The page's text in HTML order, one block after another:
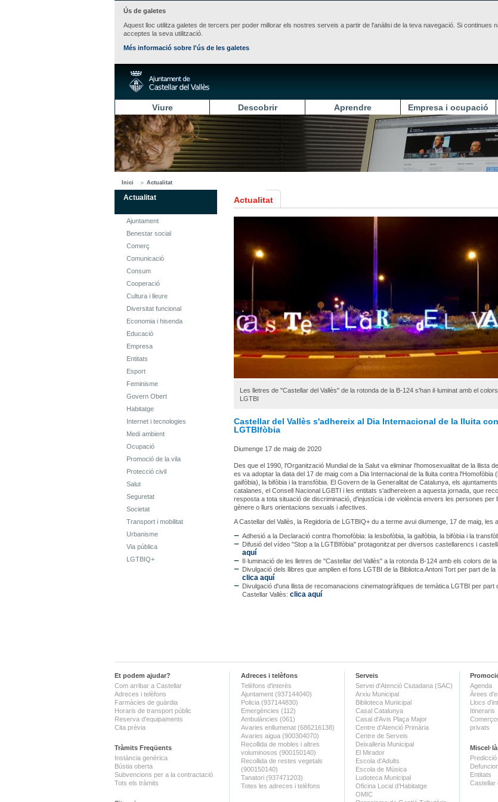
Ús de galetes
Aquest lloc utilitza galetes de tercers per poder millorar els nostres serveis a partir de l'anàlisi de la teva navegació. Si
acceptes la seva utilització.
Més informació sobre l'ús de les galetes
Viure Descobrir Aprendre Empresa i ocupació
Inici Actualitat
Actualitat
Ajuntament
Benestar social
Comerç
Comunicació
Consum
Cooperació
Cultura i lleure
Diversitat funcional
Economia i hisenda
Educació
Empresa
Entitats
Esport
Feminisme
Govern Obert
Habitatge
Internet i tecnologies
Medi ambient
Ocupació
Promoció de la vila
Protecció civil
Salut
Seguretat
Societat
Transport i mobilitat
Urbanisme
Via pública
LGTBIQ+
Actualitat
Les lletres de "Castellar del Vallès" de la rotonda de la B-124 s'han il·luminat amb el
LGTBI
Castellar del Vallès s'adhereix al Dia Internacional de la lluita
LGTBIfòbia
Diumenge 17 de maig de 2020
Des que el 1990, l'Organització Mundial de la Salut va eliminar l'homosexualitat de la llista
es va adoptar la data del 17 de maig com a Dia Internacional de la lluita contra l'Homofòbia
gaifòbia), la bifòbia i la transfòbia. El Govern de la Generalitat de Catalunya, els
catalanes, el Consell Nacional LGBTI i les entitats s'adhereixen a aquesta jornada, que
resposta a tota situació de discriminació, d'injustícia i de violència envers les persones per
gènere o llurs orientacions sexuals i afectives.
A Castellar del Vallès, la Regidoria de LGTBIQ+ du a terme avui diumenge, 17 de maig, les
Adhesió a la Declaració contra l'homofòbia: la lesbofòbia, la gaifòbia, la bifòbia i la
Difusió del vídeo "Stop a la LGTBIfòbia" protagonitzat per diversos castellarencs i
aquí
Il·luminació de les lletres de "Castellar del Vallès" a la rotonda B-124 amb els colors de
Divulgació dels llibres que amplien el fons LGTBI de la Bibliotca Antoni Tort per part de la
clica aquí
Divulgació d'una llista de recomanacions cinematogràfiques de temàtica LGTBI per part
Castellar Vallès: clica aquí
Et podem ajudar?
Com arribar a Castellar
Adreces i telèfons
Farmàcies de guàrdia
Horaris de transport públic
Reserva d'equipaments
Cita prèvia
Tràmits Freqüents
Instància genèrica
Bústia oberta
Subvencions per a la contractació
Tots els tràmits
Adreces i telèfons
Telèfons d'interès
Ajuntament (937144040)
Policia (937144830)
Emergències (112)
Ambulàncies (061)
Avaries enllumenat (686216138)
Avaries aigua (900304070)
Recollida de mobles i altres
voluminosos (900150140)
Recollida de restes vegetals
(900150140)
Tanatori (937471203)
Totes les adreces i telèfons
Serveis
Servei d'Atenció Ciutadana (SAC)
Arxiu Municipal
Biblioteca Municipal
Casal Catalunya
Casal d'Avis Plaça Major
Centre d'Atenció Primària
Centre de Serveis
Deixalleria Municipal
El Mirador
Escola d'Adults
Escola de Música
Ludoteca Municipal
Oficina Local d'Habitatge
OMIC
Agenda
Àrees
Llocs
Itineraris
privats
Entitats
Castellar